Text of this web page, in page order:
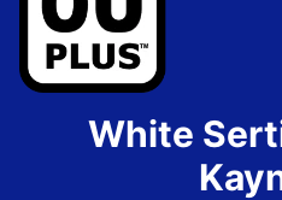
White